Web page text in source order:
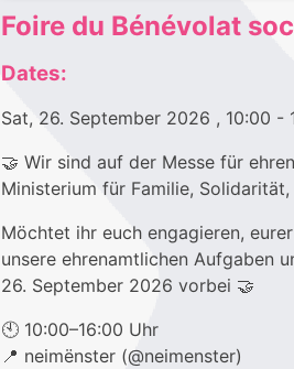
Foire du Bénévolat
Dates:
Sat, 26. September 2026 , 10:00 -
🤝 Wir sind auf der Messe für
Ministerium für Familie,
Möchtet ihr euch engagieren,
unsere ehrenamtlichen Aufgaben
26. September 2026 vorbei 🤝
🕙 10:00–16:00 Uhr
📍 neimënster (@neimenster)